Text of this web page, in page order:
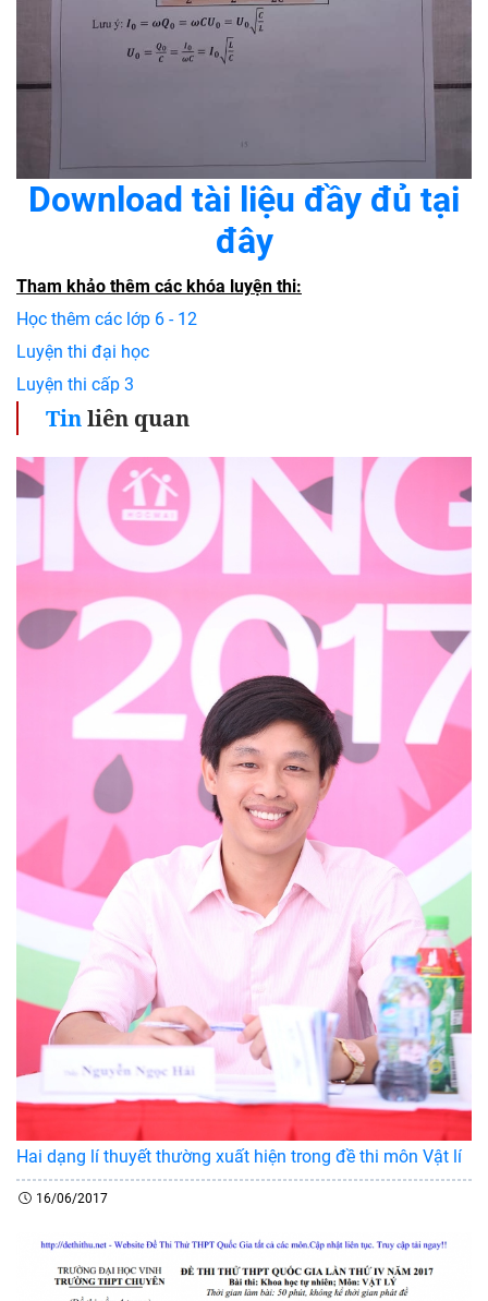
Download tài liệu đầy đủ tại
đây
Tham khảo thêm các khóa luyện thi:
Học thêm các lớp 6 - 12
Luyện thi đại học
Luyện thi cấp 3
Tinliên quan
Hai dạng lí thuyết thường xuất hiện trong đề thi môn Vật lí
16/06/2017